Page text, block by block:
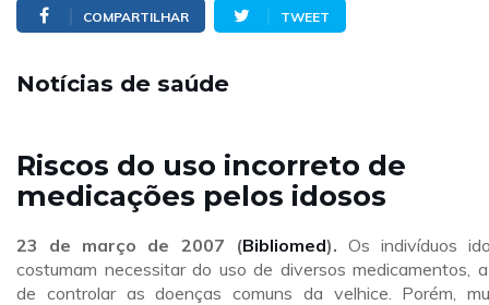
COMPARTILHAR TWEET
Notícias de saúde
Riscos do uso incorreto de
medicações pelos idosos
23 de março de 2007 (Bibliomed). Os indivíduos
costumam necessitar do uso de diversos medicamentos,
de controlar as doenças comuns da velhice. Porém,